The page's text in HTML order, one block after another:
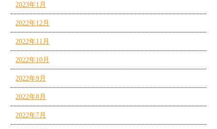
2023年1月
2022年12月
2022年11月
2022年10月
2022年9月
2022年8月
2022年7月